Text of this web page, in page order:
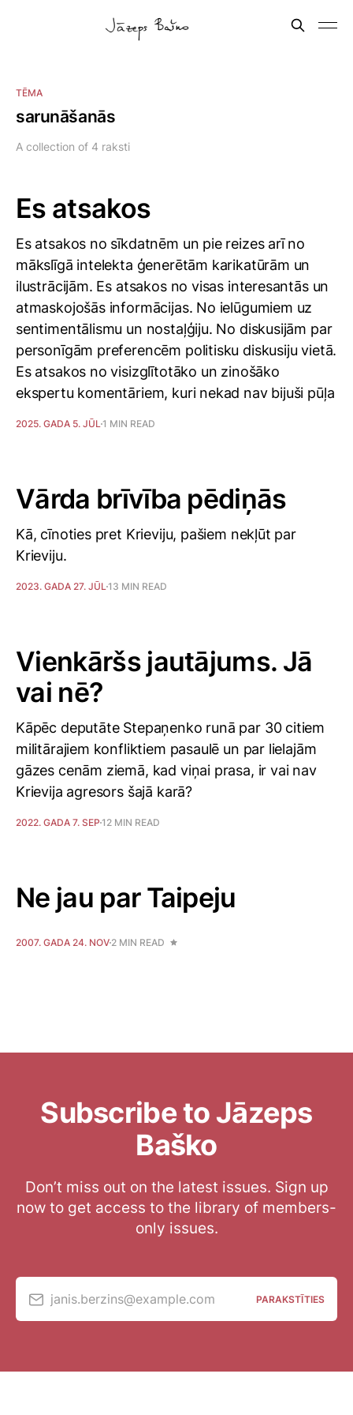
TĒMA
sarunāšanās
A collection of 4 raksti
Es atsakos
Es atsakos no sīkdatnēm un pie reizes arī no
mākslīgā intelekta ģenerētām karikatūrām un
ilustrācijām. Es atsakos no visas interesantās un
atmaskojošās informācijas. No ielūgumiem uz
sentimentālismu un nostaļģiju. No diskusijām par
personīgām preferencēm politisku diskusiju vietā.
Es atsakos no visizglītotāko un zinošāko
ekspertu komentāriem, kuri nekad nav bijuši pūļa
2025. GADA 5. JŪL1 MIN READ
Vārda brīvība pēdiņās
Kā, cīnoties pret Krieviju, pašiem nekļūt par
Krieviju.
2023. GADA 27. JŪL13 MIN READ
Vienkāršs jautājums. Jā
vai nē?
Kāpēc deputāte Stepaņenko runā par 30 citiem
militārajiem konfliktiem pasaulē un par lielajām
gāzes cenām ziemā, kad viņai prasa, ir vai nav
Krievija agresors šajā karā?
2022. GADA 7. SEP 12 MIN READ
Ne jau par Taipeju
2007. GADA 24. NOV 2 MIN READ
Subscribe to Jāzeps
Baško
Don’t miss out on the latest issues. Sign up
now to get access to the library of members-
only issues.
janis.berzins@example.com PARAKSTĪTIES